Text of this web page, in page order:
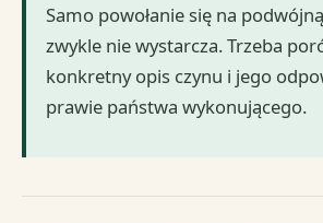
Samo powołanie się na
zwykle nie wystarcza. Trzeba
konkretny opis czynu i jego
prawie państwa wykonującego.